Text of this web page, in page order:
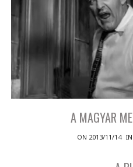
A MAGYAR
ON 2013/11/14 IN